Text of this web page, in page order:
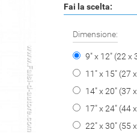
Fai la scelta:
Dimensione:
9" x 12" (22 x
11" x 15" (27
14" x 20" (37
17" x 24" (44
22" x 30" (55